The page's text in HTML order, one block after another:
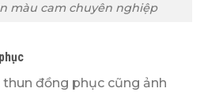
màu cam chuyên nghiệp
đồng phục cũng ảnh